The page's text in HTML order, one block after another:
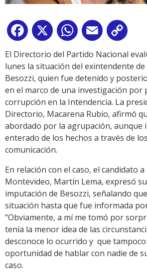
Facebook
X WhatsApp
Email
Link
El Directorio del Partido Nacional
lunes la situación del exintendente
Besozzi, quien fue detenido y
en el marco de una investigación por
corrupción en la Intendencia. La
Directorio, Macarena Rubio, afirmó
abordado por la agrupación, aunque
enterado de los hechos a través de
comunicación.
En relación con el caso, el candidato
Montevideo, Martín Lema, expresó
imputación de Besozzi, señalando
situación hasta que fue informada
“Obviamente, a mí me tomó por
tenía la menor idea de las
desconoce lo ocurrido y que
oportunidad de hablar con nadie de
caso.